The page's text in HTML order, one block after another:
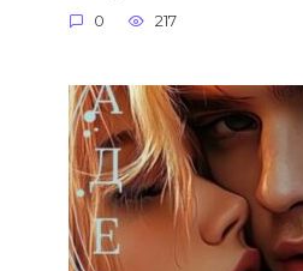
0 217